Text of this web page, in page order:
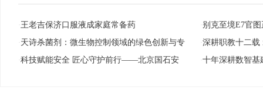
·王老吉保济口服液成家庭常备药 ·别克至境E7官
·天诗杀菌剂：微生物控制领域的绿色创新与专 ·深耕职教十二载
·科技赋能安全 匠心守护前行——北京国石安 ·十年深耕数智基